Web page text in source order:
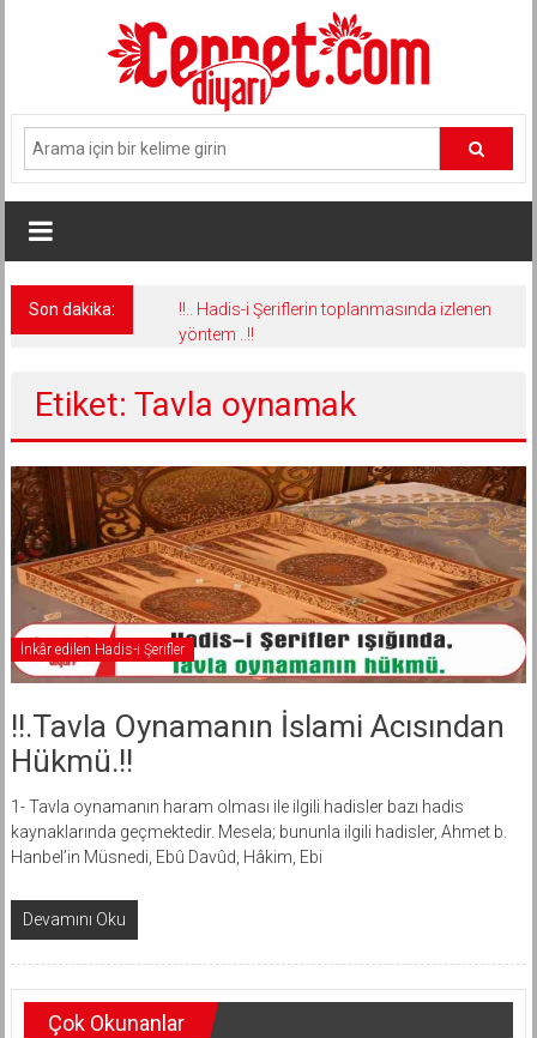
Son dakika:
!!.. Hadis-i Şeriflerin toplanmasında izlenen
yöntem ..!!
Etiket: Tavla oynamak
İnkâr edilen Hadis-i Şerifler
!!.Tavla Oynamanın İslami Acısından
Hükmü.!!
1- Tavla oynamanın haram olması ile ilgili hadisler bazı hadis
kaynaklarında geçmektedir. Mesela; bununla ilgili hadisler, Ahmet b.
Hanbel’in Müsnedi, Ebû Davûd, Hâkim, Ebi
Devamını Oku
Çok Okunanlar